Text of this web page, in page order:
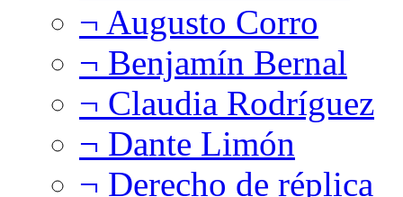
¬ Augusto Corro
¬ Benjamín Bernal
¬ Claudia Rodríguez
¬ Dante Limón
¬ Derecho de réplica